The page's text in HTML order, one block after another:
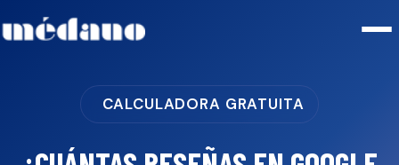
CALCULADORA GRATUITA